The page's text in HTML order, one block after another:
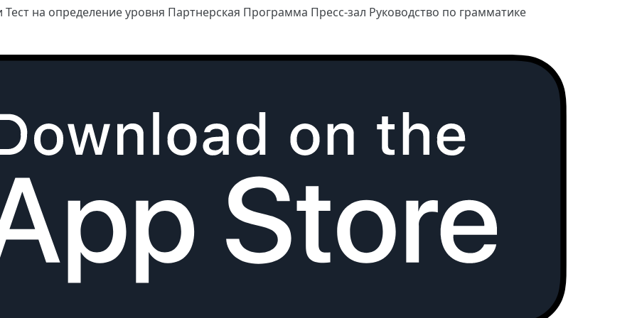
Тест на определение уровня Партнерская Программа Пресс-зал Руководство по грамматике